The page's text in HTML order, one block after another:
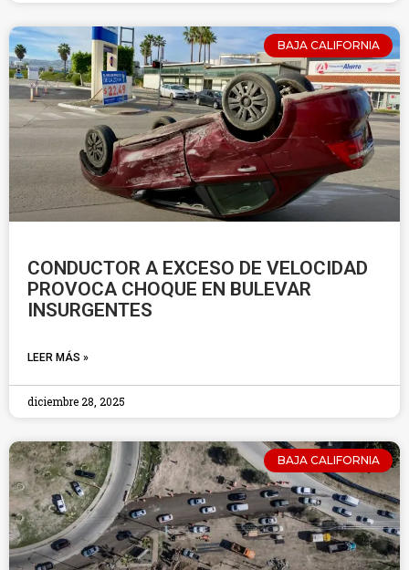
BAJA CALIFORNIA
CONDUCTOR A EXCESO DE VELOCIDAD
PROVOCA CHOQUE EN BULEVAR
INSURGENTES
LEER MÁS »
diciembre 28, 2025
BAJA CALIFORNIA